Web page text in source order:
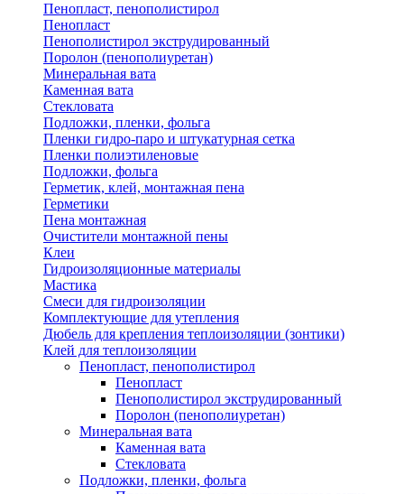
Пенопласт, пенополистирол
Пенопласт
Пенополистирол экструдированный
Поролон (пенополиуретан)
Минеральная вата
Каменная вата
Стекловата
Подложки, пленки, фольга
Пленки гидро-паро и штукатурная сетка
Пленки полиэтиленовые
Подложки, фольга
Герметик, клей, монтажная пена
Герметики
Пена монтажная
Очистители монтажной пены
Клеи
Гидроизоляционные материалы
Мастика
Смеси для гидроизоляции
Комплектующие для утепления
Дюбель для крепления теплоизоляции (зонтики)
Клей для теплоизоляции
Пенопласт, пенополистирол
Пенопласт
Пенополистирол экструдированный
Поролон (пенополиуретан)
Минеральная вата
Каменная вата
Стекловата
Подложки, пленки, фольга